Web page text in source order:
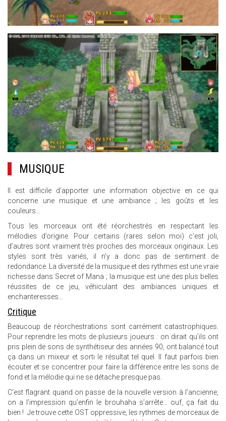
5.JPG
MUSIQUE
Il est difficile d’apporter une information objective en ce qui
concerne une musique et une ambiance ; les goûts et les
couleurs…
Tous les morceaux ont été réorchestrés en respectant les
mélodies d’origine. Pour certains (rares selon moi) c’est joli,
d’autres sont vraiment très proches des morceaux originaux. Les
styles sont très variés, il n’y a donc pas de sentiment de
redondance. La diversité de la musique et des rythmes est une vraie
richesse dans Secret of Mana ; la musique est une des plus belles
réussites de ce jeu, véhiculant des ambiances uniques et
enchanteresses…
Critique
Beaucoup de réorchestrations sont carrément catastrophiques.
Pour reprendre les mots de plusieurs joueurs : on dirait qu’ils ont
pris plein de sons de synthétiseur des années 90, ont balancé tout
ça dans un mixeur et sorti le résultat tel quel. Il faut parfois bien
écouter et se concentrer pour faire la différence entre les sons de
fond et la mélodie qui ne se détache presque pas.
C’est flagrant quand on passe de la nouvelle version à l’ancienne,
on a l’impression qu’enfin le brouhaha s’arrête… ouf, ça fait du
bien ! Je trouve cette OST oppressive, les rythmes de morceaux de